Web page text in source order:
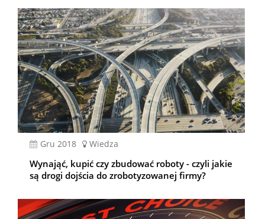
gru 2018 Wiedza
Wynająć, kupić czy zbudować roboty - czyli jakie
są drogi dojścia do zrobotyzowanej firmy?